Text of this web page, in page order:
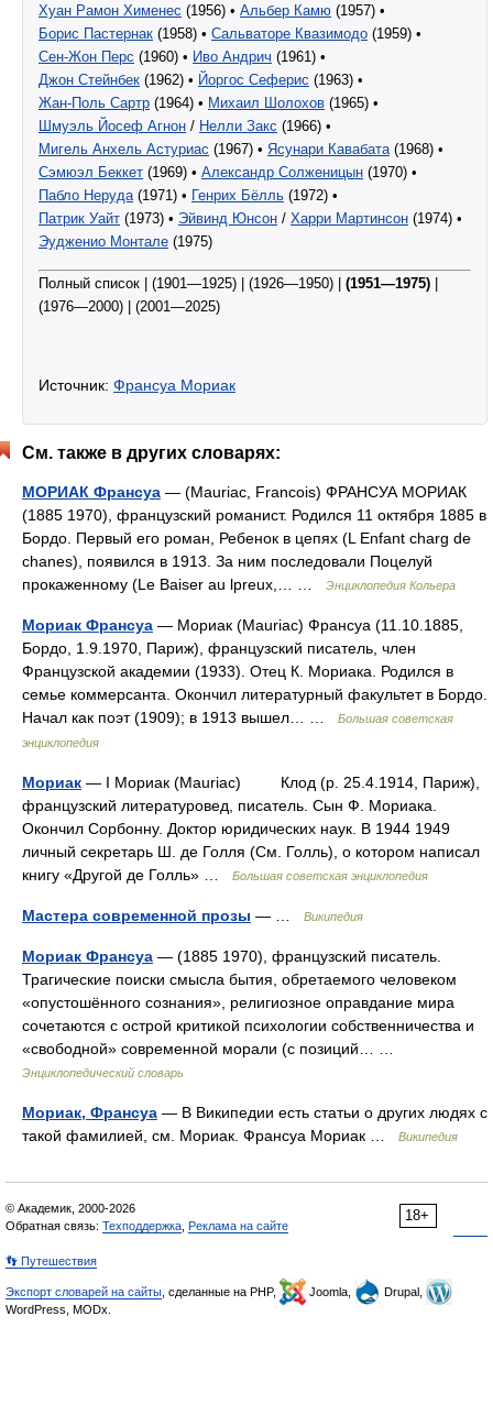
Хуан Рамон Хименес (1956) • Альбер Камю (1957) •
Борис Пастернак (1958) • Сальваторе Квазимодо (1959) •
Сен-Жон Перс (1960) • Иво Андрич (1961) •
Джон Стейнбек (1962) • Йоргос Сеферис (1963) •
Жан-Поль Сартр (1964) • Михаил Шолохов (1965) •
Шмуэль Йосеф Агнон / Нелли Закс (1966) •
Мигель Анхель Астуриас (1967) • Ясунари Кавабата (1968) •
Сэмюэл Беккет (1969) • Александр Солженицын (1970) •
Пабло Неруда (1971) • Генрих Бёлль (1972) •
Патрик Уайт (1973) • Эйвинд Юнсон / Харри Мартинсон (1974) •
Эудженио Монтале (1975)
Полный список | (1901—1925) | (1926—1950) | (1951—1975) |
(1976—2000) | (2001—2025)
Источник: Франсуа Мориак
См. также в других словарях:
МОРИАК Франсуа — (Mauriac, Francois) ФРАНСУА МОРИАК
(1885 1970), французский романист. Родился 11 октября 1885 в
Бордо. Первый его роман, Ребенок в цепях (L Enfant charg de
chanes), появился в 1913. За ним последовали Поцелуй
прокаженному (Le Baiser au lpreux,… …
Энциклопедия Кольера
Мориак Франсуа — Мориак (Mauriac) Франсуа (11.10.1885,
Бордо, 1.9.1970, Париж), французский писатель, член
Французской академии (1933). Отец К. Мориака. Родился в
семье коммерсанта. Окончил литературный факультет в Бордо.
Начал как поэт (1909); в 1913 вышел… …
Большая советская
энциклопедия
Мориак — I Мориак (Mauriac) Клод (р. 25.4.1914, Париж),
французский литературовед, писатель. Сын Ф. Мориака.
Окончил Сорбонну. Доктор юридических наук. В 1944 1949
личный секретарь Ш. де Голля (См. Голль), о котором написал
книгу «Другой де Голль» …
Большая советская энциклопедия
Мастера современной прозы — … Википедия
Мориак Франсуа — (1885 1970), французский писатель.
Трагические поиски смысла бытия, обретаемого человеком
«опустошённого сознания», религиозное оправдание мира
сочетаются с острой критикой психологии собственничества и
«свободной» современной морали (с позиций… …
Энциклопедический словарь
Мориак, Франсуа — В Википедии есть статьи о других людях с
такой фамилией, см. Мориак. Франсуа Мориак …
Википедия
18+
© Академик, 2000-2026
Обратная связь: Техподдержка Реклама на сайте
👣 Путешествия
Экспорт словарей на сайты , сделанные на PHP, Joomla,
Drupal,
WordPress, MODx.